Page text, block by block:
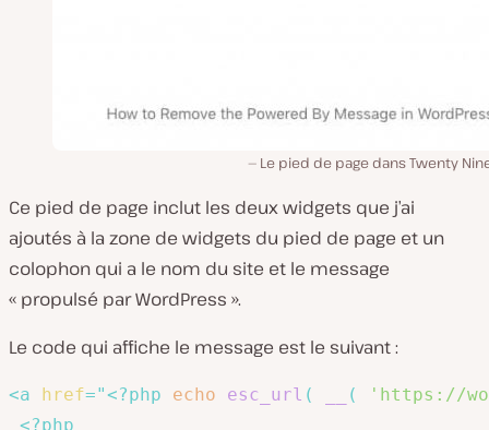
Le pied de page dans Twenty
Ce pied de page inclut les deux widgets que j’ai
ajoutés à la zone de widgets du pied de page et un
colophon qui a le nom du site et le message
« propulsé par WordPress ».
Le code qui affiche le message est le suivant :
<a href="<?php echo esc_url ( (
'https://
<?php